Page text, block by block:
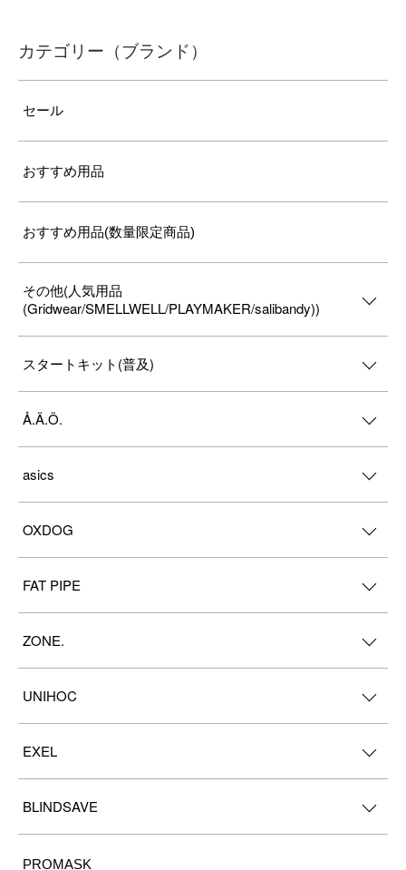
カテゴリー（ブランド）
セール
おすすめ用品
おすすめ用品(数量限定商品)
その他(人気用品
(Gridwear/SMELLWELL/PLAYMAKER/salibandy))
スタートキット(普及)
Å.Ä.Ö.
asics
OXDOG
FAT PIPE
ZONE.
UNIHOC
EXEL
BLINDSAVE
PROMASK